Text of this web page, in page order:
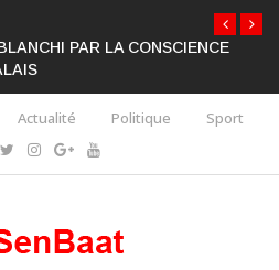
PAR LA CONSCIENCE
Actualité Politique Sport